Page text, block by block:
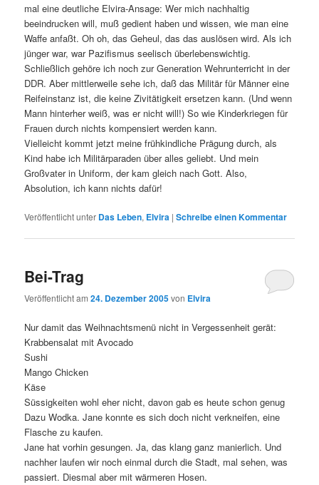
mal eine deutliche Elvira-Ansage: Wer mich nachhaltig
beeindrucken will, muß gedient haben und wissen, wie man eine
Waffe anfaßt. Oh oh, das Geheul, das das auslösen wird. Als ich
jünger war, war Pazifismus seelisch überlebenswichtig.
Schließlich gehöre ich noch zur Generation Wehrunterricht in der
DDR. Aber mittlerweile sehe ich, daß das Militär für Männer eine
Reifeinstanz ist, die keine Zivitätigkeit ersetzen kann. (Und wenn
Mann hinterher weiß, was er nicht will!) So wie Kinderkriegen für
Frauen durch nichts kompensiert werden kann.
Vielleicht kommt jetzt meine frühkindliche Prägung durch, als
Kind habe ich Militärparaden über alles geliebt. Und mein
Großvater in Uniform, der kam gleich nach Gott. Also,
Absolution, ich kann nichts dafür!
Veröffentlicht unter Das Leben, Elvira |Schreibe einen Kommentar
Bei-Trag
Veröffentlicht am24. Dezember 2005von Elvira
Nur damit das Weihnachtsmenü nicht in Vergessenheit gerät:
Krabbensalat mit Avocado
Sushi
Mango Chicken
Käse
Süssigkeiten wohl eher nicht, davon gab es heute schon genug
Dazu Wodka. Jane konnte es sich doch nicht verkneifen, eine
Flasche zu kaufen.
Jane hat vorhin gesungen. Ja, das klang ganz manierlich. Und
nachher laufen wir noch einmal durch die Stadt, mal sehen, was
passiert. Diesmal aber mit wärmeren Hosen.